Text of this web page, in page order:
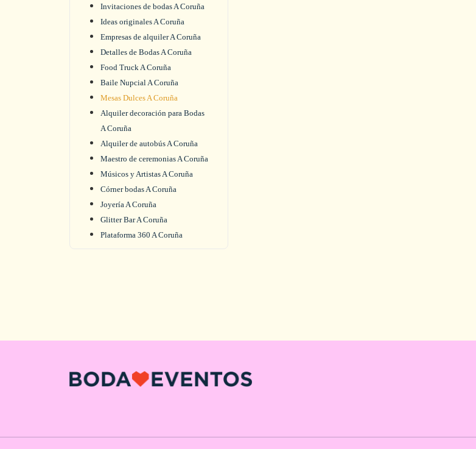
Invitaciones de bodas A Coruña
Ideas originales A Coruña
Empresas de alquiler A Coruña
Detalles de Bodas A Coruña
Food Truck A Coruña
Baile Nupcial A Coruña
Mesas Dulces A Coruña
Alquiler decoración para Bodas
A Coruña
Alquiler de autobús A Coruña
Maestro de ceremonias A Coruña
Músicos y Artistas A Coruña
Córner bodas A Coruña
Joyería A Coruña
Glitter Bar A Coruña
Plataforma 360 A Coruña